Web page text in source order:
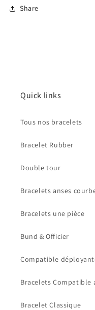
Share
Quick links
Tous nos bracelets
Bracelet Rubber
Double tour
Bracelets anses
Bracelets une pièce
Bund & Officier
Compatible
Bracelets Compatible
Bracelet Classique